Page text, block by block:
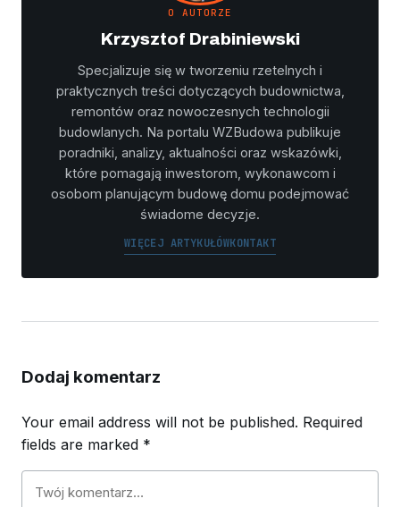
O AUTORZE
Krzysztof Drabiniewski
Specjalizuje się w tworzeniu rzetelnych i
praktycznych treści dotyczących budownictwa,
remontów oraz nowoczesnych technologii
budowlanych. Na portalu WZBudowa publikuje
poradniki, analizy, aktualności oraz wskazówki,
które pomagają inwestorom, wykonawcom i
osobom planującym budowę domu podejmować
świadome decyzje.
WIĘCEJ ARTYKUŁÓWKONTAKT
Dodaj komentarz
Your email address will not be published. Required
fields are marked *